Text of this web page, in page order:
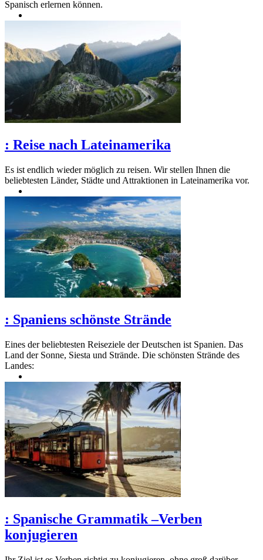
Spanisch erlernen können.
: Reise nach Lateinamerika
Es ist endlich wieder möglich zu reisen. Wir stellen Ihnen die
beliebtesten Länder, Städte und Attraktionen in Lateinamerika vor.
: Spaniens schönste Strände
Eines der beliebtesten Reiseziele der Deutschen ist Spanien. Das
Land der Sonne, Siesta und Strände. Die schönsten Strände des
Landes:
: Spanische Grammatik –Verben
konjugieren